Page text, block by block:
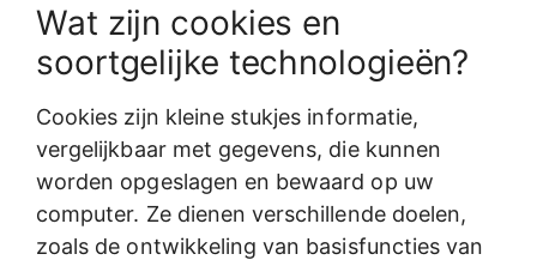
Wat zijn cookies en
soortgelijke technologieën?
Cookies zijn kleine stukjes informatie,
vergelijkbaar met gegevens, die kunnen
worden opgeslagen en bewaard op uw
computer. Ze dienen verschillende doelen,
zoals de ontwikkeling van basisfuncties van